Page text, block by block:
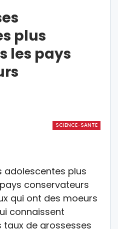
plus
les pays
SCIENCE-SANTE
qui ont des moeurs
connaissent
de grossesses